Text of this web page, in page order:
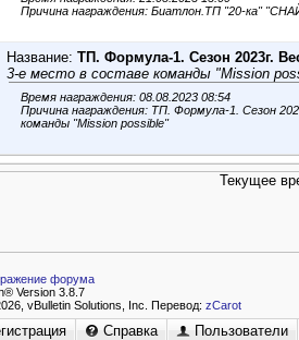
Название: ТП. Формула-1. Сезон 2023г.
3-е место в составе команды "Mission
Время награждения: 08.08.2023 08:54
Причина награждения: ТП. Формула-1. Сезон 2023г. Весна 3-е
команды "Mission possible"
Текущее
форума
Version 3.8.7
vBulletin Solutions, Inc. Перевод: zCarot
Справка Пользователи